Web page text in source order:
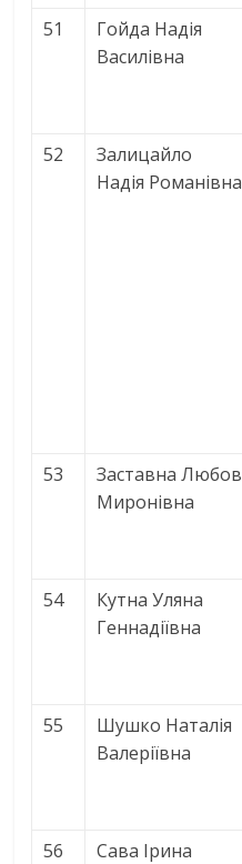
51
Гойда Надія
Василівна
52
Залицайло
Надія Романівна
53
Заставна Любов
Миронівна
54
Кутна Уляна
Геннадіївна
55
Шушко Наталія
Валеріївна
56
Сава Ірина